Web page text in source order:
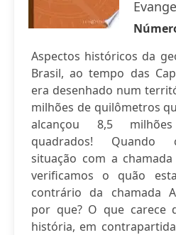
Aspectos históricos da
Brasil, ao tempo das
era desenhado num
milhões de quilômetros
alcançou 8,5
quadrados! Quando
situação com a chamada
verificamos o quão
contrário da chamada
por que? O que carece
história, em